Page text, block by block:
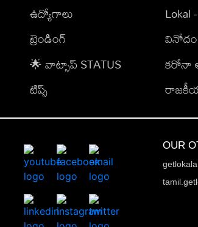
ఉద్యోగాలు
ట్రెండింగ్
🌟 వాట్సాప్ STATUS
టిప్స్
Lokal
వినోదం
కరోనా
OUR